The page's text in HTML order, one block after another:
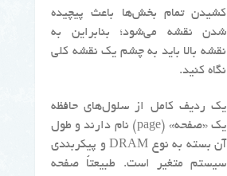
کشیدن تمام بخش‌ها باعث پیچیده
شدن نقشه می‌شود؛ بنابراین به
نقشه بالا باید به چشم یک نقشه کلی
نگاه کنید.
یک ردیف کامل از سلول‌های حافظه
یک «صفحه» (page) نام دارند و طول
آن بسته به نوع DRAM و پیکربندی
سیستم متغیر است. طبیعتاً صفحه